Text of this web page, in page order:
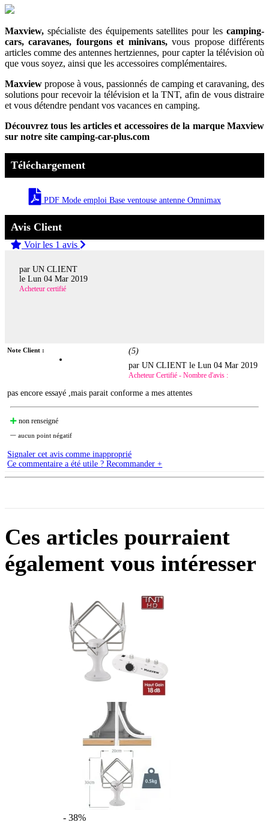
Maxview, spécialiste des équipements satellites pour les camping-
cars, caravanes, fourgons et minivans,vous propose différents
articles comme des antennes hertziennes, pour capter la télévision où
que vous soyez, ainsi que les accessoires complémentaires.
Maxview propose à vous, passionnés de camping et caravaning, des
solutions pour recevoir la télévision et la TNT, afin de vous distraire
et vous détendre pendant vos vacances en camping.
Découvrez tous les articles et accessoires de la marque Maxview
sur notre site camping-car-plus.com
Téléchargement
PDF Mode emploi Base ventouse antenne Omnimax
Avis Client
Voir les 1 avis
par UN CLIENT
le Lun 04 Mar 2019
Acheteur certifié
Note Client : (5)
par UN CLIENT leLun 04 Mar 2019
Acheteur Certifié - Nombre d'avis :
pas encore essayé ,mais parait conforme a mes attentes
non renseigné
aucun point négatif
Signaler cet avis comme inapproprié
Ce commentaire a été utile ? Recommander +
Ces articles pourraient
également vous intéresser
- 38%